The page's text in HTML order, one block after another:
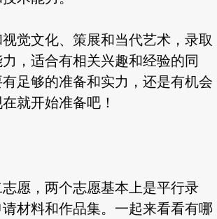
觉文化、策展和当代艺术，录取
，适合有相关兴趣和经验的同
足够的准备和实力，还是有机会
就开始准备吧！
愿，两个志愿基本上是平行录
材料和作品集。一起来看看有哪